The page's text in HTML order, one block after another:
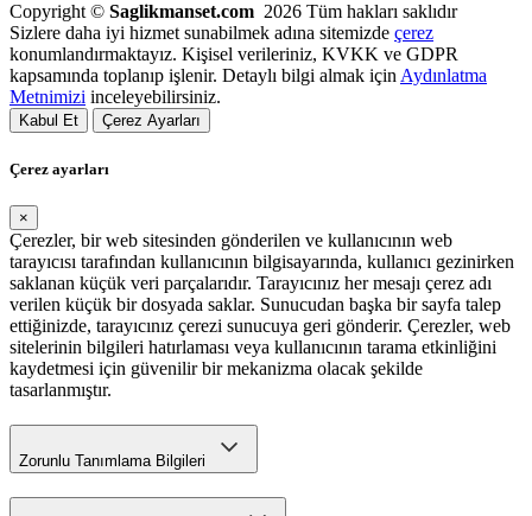
Copyright © Saglikmanset.com 2026 Tüm hakları saklıdır
Sizlere daha iyi hizmet sunabilmek adına sitemizde çerez
konumlandırmaktayız. Kişisel verileriniz, KVKK ve GDPR
kapsamında toplanıp işlenir. Detaylı bilgi almak içinAydınlatma
Metnimizi inceleyebilirsiniz.
Kabul Et Çerez Ayarları
Çerez ayarları
×
Çerezler, bir web sitesinden gönderilen ve kullanıcının web
tarayıcısı tarafından kullanıcının bilgisayarında, kullanıcı gezinirken
saklanan küçük veri parçalarıdır. Tarayıcınız her mesajı çerez adı
verilen küçük bir dosyada saklar. Sunucudan başka bir sayfa talep
ettiğinizde, tarayıcınız çerezi sunucuya geri gönderir. Çerezler, web
sitelerinin bilgileri hatırlaması veya kullanıcının tarama etkinliğini
kaydetmesi için güvenilir bir mekanizma olacak şekilde
tasarlanmıştır.
Zorunlu Tanımlama Bilgileri